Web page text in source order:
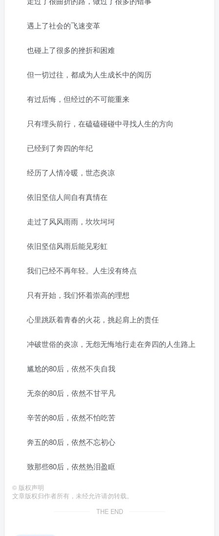
遇上了社会的飞速变革
也碰上了很多的挫折和困难
但一切过往，都成为人生成长中的阅历
有过后悔，但经过的不可能重来
只有埋头前行，在磕磕碰碰中寻找人生的方向
已经到了奔四的年纪
经历了人情冷暖，世态炎凉
依旧坚信人间自有真情在
走过了风风雨雨，坎坎坷坷
依旧坚信风雨后能见彩虹
我们已经不再年轻。人生没有终点
只有开始，我们怀着崇高的理想
心里跳跃着青春的火花，挑起肩上的责任
冲破世俗的炎凉，无怨无悔地行走在奔四的人生路上
尴尬的80后，依然不失自我
无奈的80后，依然不甘平凡
辛苦的80后，依然不怕吃苦
奔五的80后，依然不忘初心
致那些80后，依然热泪盈眶
© 版权声明
文章版权归作者所有，未经允许请勿转载。
THE END